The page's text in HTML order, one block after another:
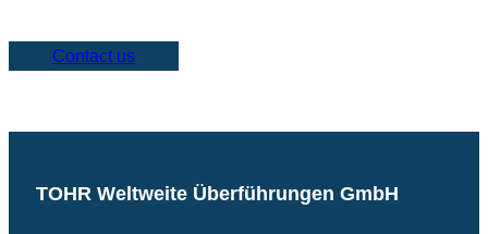
Contact us
TOHR Weltweite Überführungen GmbH